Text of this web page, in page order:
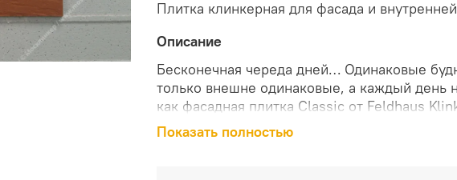
Плитка клинкерная для фасада и
Описание
Бесконечная череда дней… Одинаковые
только внешне одинаковые, а каждый день
как фасадная плитка Classic от Feldhaus
цвета carmesi senso – просто красно
«под шагрень» добавляет детали,
Показать полностью